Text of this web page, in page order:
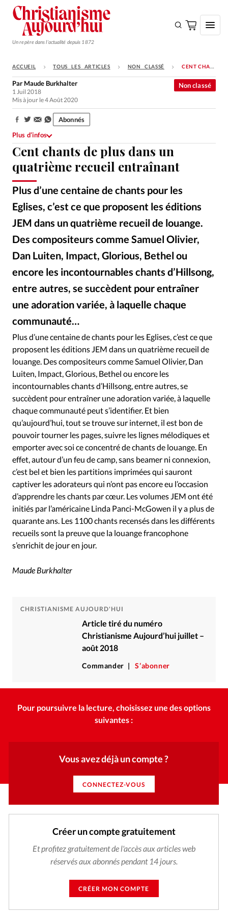
Un repère dans l'actualité depuis 1872
S'ABONNER
Monde
Opinions
Tous les articles
Faire un don
Emploi
Se connecter
Édition: Internationale
Devise:CHF
RUBRIQUES
Tous les articles
Actualité chrétienne
Actualité internationale
Chronique
Culture
Dossier
Eglises Foi Génération réveil
Monde
Opinions
Publireportage
Société
Tour du monde des Eglises
Trait d'Ixène
Vécu
Vie Intérieure
ACCUEIL TOUS LES ARTICLES NON CLASSÉ CENT CHANTS DE PLUS DANS UN QUATRIÈME RECUEIL ENTRAÎNANT
Cent chants de plus dans un
quatrième recueil entraînant
Plus d’une centaine de chants pour les
Eglises, c’est ce que proposent les éditions
JEM dans un quatrième recueil de louange.
Des compositeurs comme Samuel Olivier,
Dan Luiten, Impact, Glorious, Bethel ou
encore les incontournables chants d’Hillsong,
entre autres, se succèdent pour entraîner
une adoration variée, à laquelle chaque
communauté…
Non classé
Par Maude Burkhalter
1 Juil 2018
Mis à jour le 4 Août 2020
Partager:
Abonnés
Plus d’infos
Plus d’une centaine de chants pour les Eglises, c’est ce que
proposent les éditions JEM dans un quatrième recueil de
louange. Des compositeurs comme Samuel Olivier, Dan
Luiten, Impact, Glorious, Bethel ou encore les
incontournables chants d’Hillsong, entre autres, se
succèdent pour entraîner une adoration variée, à laquelle
chaque communauté peut s’identifier. Et bien
qu’aujourd’hui, tout se trouve sur internet, il est bon de
pouvoir tourner les pages, suivre les lignes mélodiques et
emporter avec soi ce concentré de chants de louange. En
effet, autour d’un feu de camp, sans beamer ni connexion,
c’est bel et bien les partitions imprimées qui sauront
captiver les adorateurs qui n’ont pas encore eu l’occasion
d’apprendre les chants par cœur. Les volumes JEM ont été
initiés par l’américaine Linda Panci-McGowen il y a plus de
quarante ans. Les 1100 chants recensés dans les différents
recueils sont la preuve que la louange francophone
s’enrichit de jour en jour.
Maude Burkhalter
CHRISTIANISME AUJOURD'HUI
Article tiré du numéro
Christianisme Aujourd’hui juillet –
août 2018
Commander S’abonner
Pour poursuivre la lecture, choisissez une des options
suivantes :
Vous avez déjà un compte ?
CONNECTEZ-VOUS
Créer un compte gratuitement
Et profitez gratuitement de l'accès aux articles web
réservés aux abonnés pendant 14 jours.
CRÉER MON COMPTE